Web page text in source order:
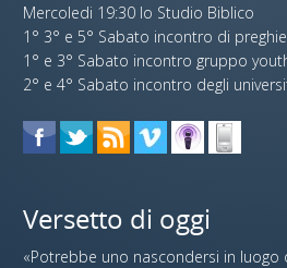
Mercoledi 19:30 lo Studio Biblico
1° 3° e 5° Sabato incontro di
1° e 3° Sabato incontro gruppo
2° e 4° Sabato incontro degli
Versetto di oggi
«Potrebbe uno nascondersi in